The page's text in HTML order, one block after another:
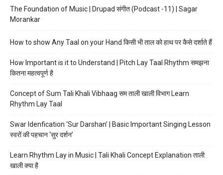
The Foundation of Music | Drupad संगीत (Podcast -11) | Sagar
Morankar
How to show Any Taal on your Hand किसी भी ताल को हाथ पर कैसे दर्शाते हैं
How Important is it to Understand | Pitch Lay Taal Rhythm समझना
कितना महत्वपूर्ण है
Concept of Sum Tali Khali Vibhaag सम ताली खाली विभाग Learn
Rhythm Lay Taal
Swar Idenfication ‘Sur Darshan’ | Basic Important Singing Lesson
स्वरों की पहचान ‘सुर दर्शन’
Learn Rhythm Lay in Music | Tali Khali Concept Explanation ताली
खाली क्या है